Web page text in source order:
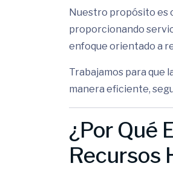
Nuestro propósito es
proporcionando
enfoque orientado a
Trabajamos para que
manera eficiente,
¿Por Qué
Recursos